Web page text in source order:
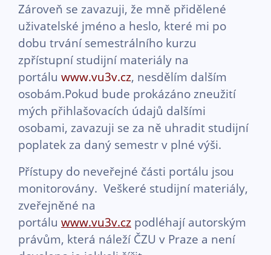
Zároveň se zavazuji, že mně přidělené
uživatelské jméno a heslo, které mi po
dobu trvání semestrálního kurzu
zpřístupní studijní materiály na
portálu www.vu3v.cz, nesdělím dalším
osobám.Pokud bude prokázáno zneužití
mých přihlašovacích údajů dalšími
osobami, zavazuji se za ně uhradit studijní
poplatek za daný semestr v plné výši.
Přístupy do neveřejné části portálu jsou
monitorovány. Veškeré studijní materiály,
zveřejněné na
portálu www.vu3v.cz podléhají autorským
právům, která náleží ČZU v Praze a není